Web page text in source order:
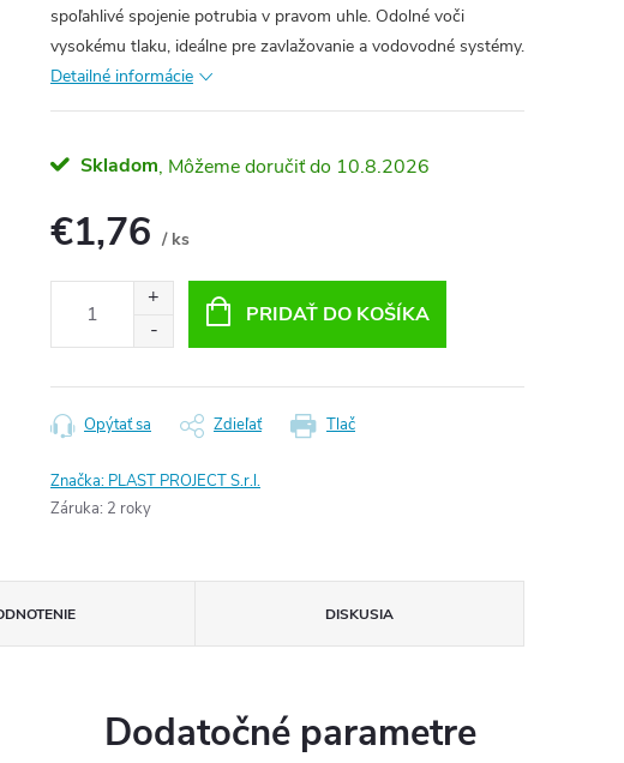
spoľahlivé spojenie potrubia v pravom uhle. Odolné voči
vysokému tlaku, ideálne pre zavlažovanie a vodovodné systémy.
Detailné informácie
Skladom 10.8.2026
€1,76 / ks
PRIDAŤ DO KOŠÍKA
Tlač
Opýtať sa Zdieľať
Značka: PLAST PROJECT S.r.l.
Záruka: 2 roky
DISKUSIA
Dodatočné parametre